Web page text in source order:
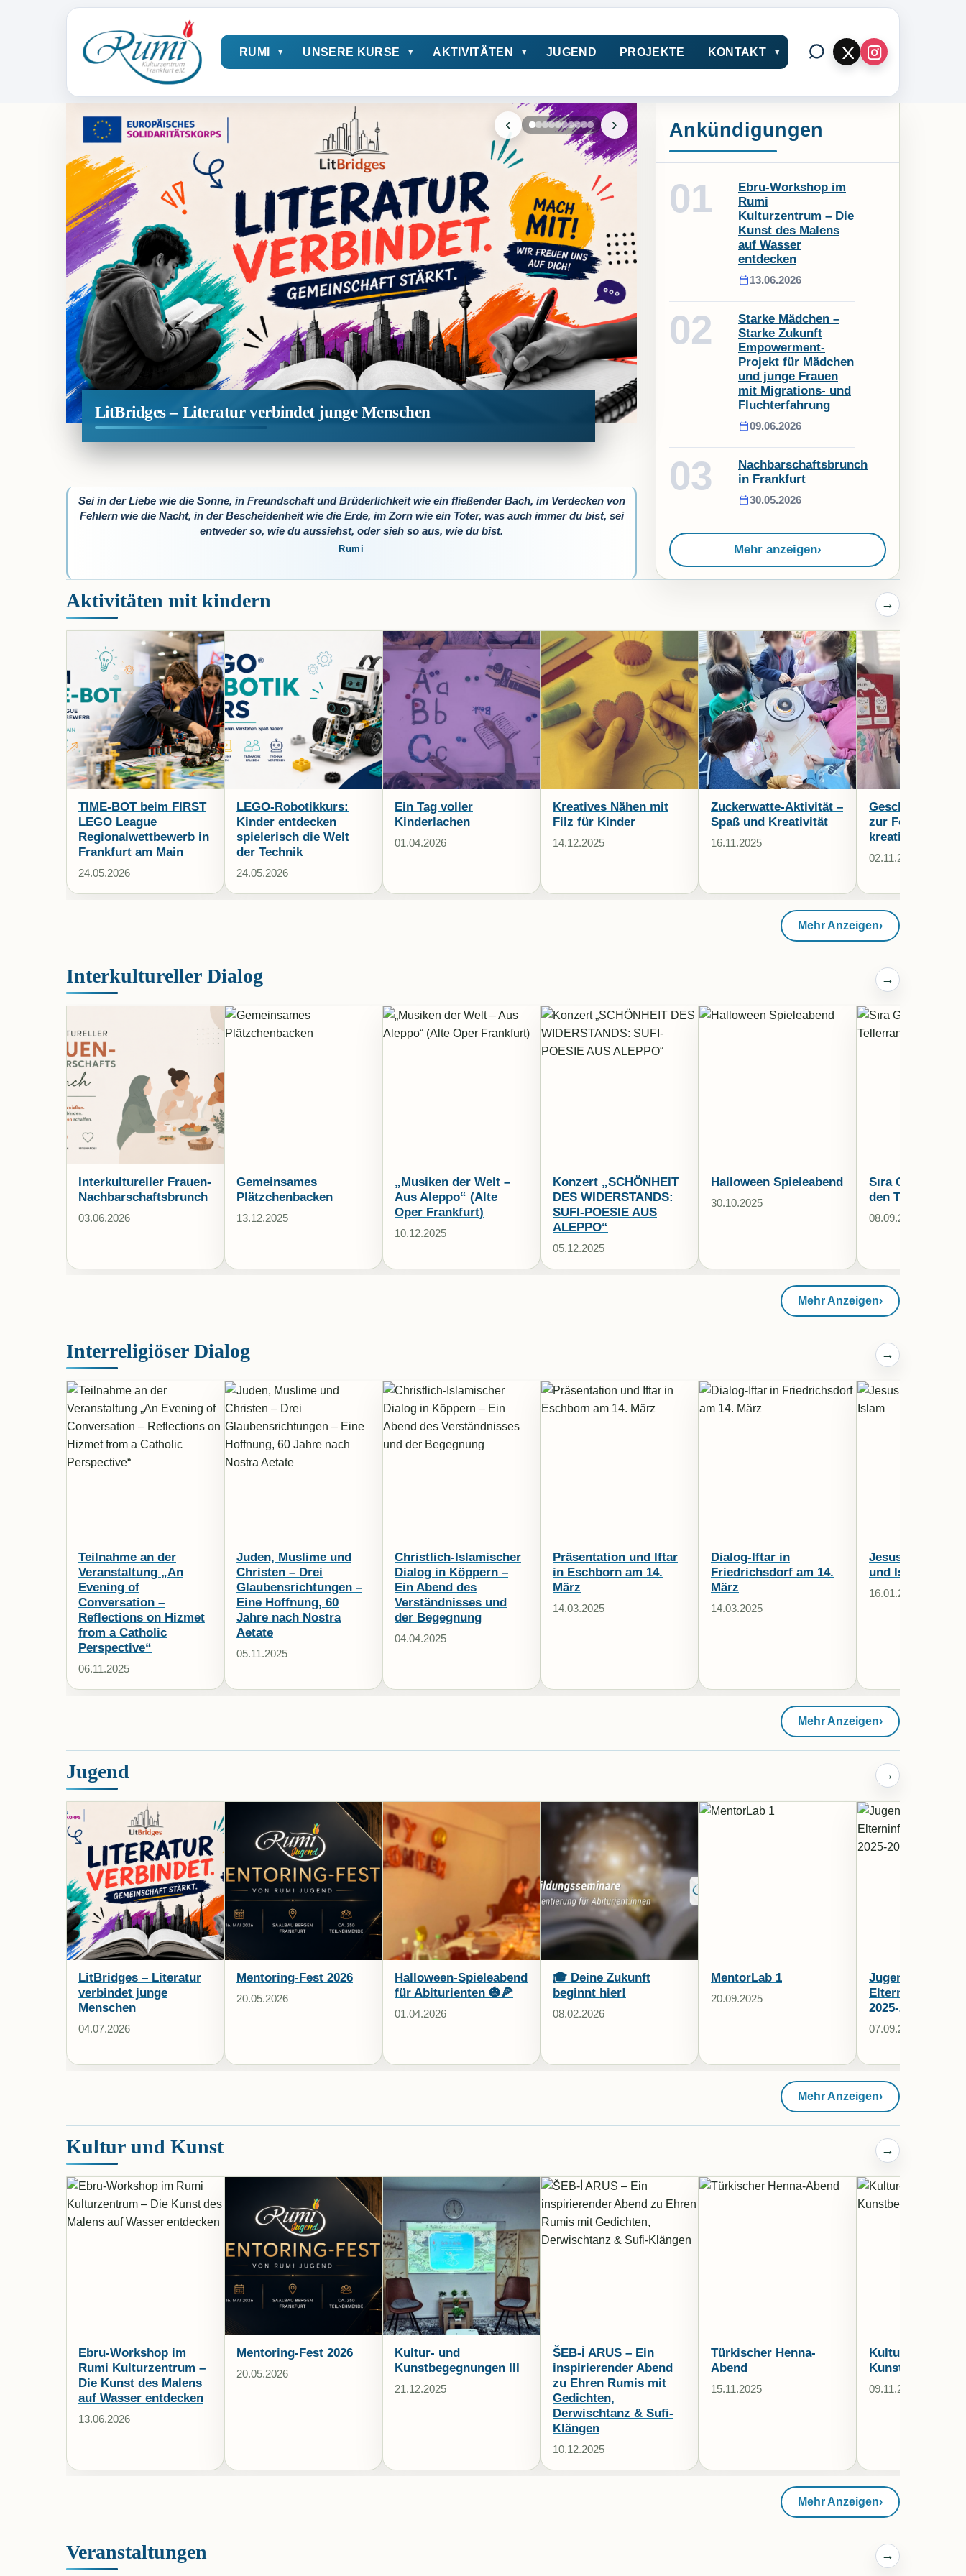
RUMI UNSERE KURSE AKTIVITÄTEN JUGEND PROJEKTE KONTAKT
LitBridges – Literatur verbindet junge Menschen
‹ ›
Sei in der Liebe wie die Sonne, in Freundschaft und Brüderlichkeit wie ein fließender Bach, im Verdecken von
Fehlern wie die Nacht, in der Bescheidenheit wie die Erde, im Zorn wie ein Toter, was auch immer du bist, sei
entweder so, wie du aussiehst, oder sieh so aus, wie du bist.
Rumi
Ankündigungen
01
Ebru-Workshop im
Rumi
Kulturzentrum – Die
Kunst des Malens
auf Wasser
entdecken
13.06.2026
02
Starke Mädchen –
Starke Zukunft
Empowerment-
Projekt für Mädchen
und junge Frauen
mit Migrations- und
Fluchterfahrung
09.06.2026
03
Nachbarschaftsbrunch
in Frankfurt
30.05.2026
Mehr anzeigen›
Aktivitäten mit kindern →
TIME-BOT beim FIRST
LEGO League
Regionalwettbewerb in
Frankfurt am Main
24.05.2026
LEGO-Robotikkurs:
Kinder entdecken
spielerisch die Welt
der Technik
24.05.2026
Ein Tag voller
Kinderlachen
01.04.2026
Kreatives Nähen mit
Filz für Kinder
14.12.2025
Zuckerwatte-Aktivität –
Spaß und Kreativität
16.11.2025
zur Förderung
kreativen
02.11.2025
Mehr Anzeigen›
Interkultureller Dialog →
Interkultureller Frauen-
Nachbarschaftsbrunch
03.06.2026
Gemeinsames
Plätzchenbacken
13.12.2025
„Musiken der Welt –
Aus Aleppo“ (Alte
Oper Frankfurt)
10.12.2025
Konzert „SCHÖNHEIT
DES WIDERSTANDS:
SUFI-POESIE AUS
ALEPPO“
05.12.2025
Halloween Spieleabend
30.10.2025
Sıra Gecesi mit
den Tellerrand
08.09.2024
Mehr Anzeigen›
Interreligiöser Dialog →
Teilnahme an der
Veranstaltung „An
Evening of
Conversation –
Reflections on Hizmet
from a Catholic
Perspective“
06.11.2025
Juden, Muslime und
Christen – Drei
Glaubensrichtungen –
Eine Hoffnung, 60
Jahre nach Nostra
Aetate
05.11.2025
Christlich-Islamischer
Dialog in Köppern –
Ein Abend des
Verständnisses und
der Begegnung
04.04.2025
Präsentation und Iftar
in Eschborn am 14.
März
14.03.2025
Dialog-Iftar in
Friedrichsdorf am 14.
März
14.03.2025
Jesus im
und Islam
16.01.2025
Mehr Anzeigen›
Jugend →
LitBridges – Literatur
verbindet junge
Menschen
04.07.2026
Mentoring-Fest 2026
20.05.2026
Halloween-Spieleabend
für Abiturienten 🎃🍕
01.04.2026
🎓 Deine Zukunft
beginnt hier!
08.02.2026
MentorLab 1
20.09.2025
Jugendplatform
2025-2026
07.09.2025
Mehr Anzeigen›
Kultur und Kunst →
Ebru-Workshop im
Rumi Kulturzentrum –
Die Kunst des Malens
auf Wasser entdecken
13.06.2026
Mentoring-Fest 2026
20.05.2026
Kultur- und
Kunstbegegnungen III
21.12.2025
ŠEB-İ ARUS – Ein
inspirierender Abend
zu Ehren Rumis mit
Gedichten,
Derwischtanz & Sufi-
Klängen
10.12.2025
Türkischer Henna-
Abend
15.11.2025
Kultur- und
09.11.2025
Mehr Anzeigen›
Veranstaltungen →